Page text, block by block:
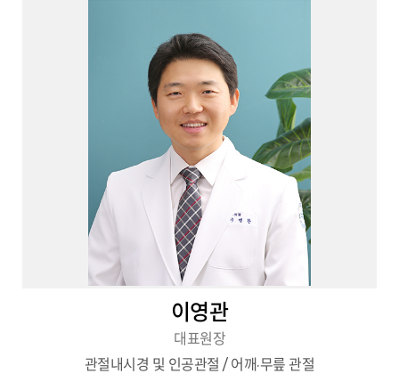
이영관
대표원장
관절내시경 및 인공관절 / 어깨·무릎 관절